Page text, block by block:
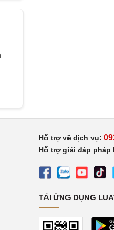
Hỗ trợ về dịch vụ:
Hỗ trợ giải đáp pháp
TẢI ỨNG DỤNG